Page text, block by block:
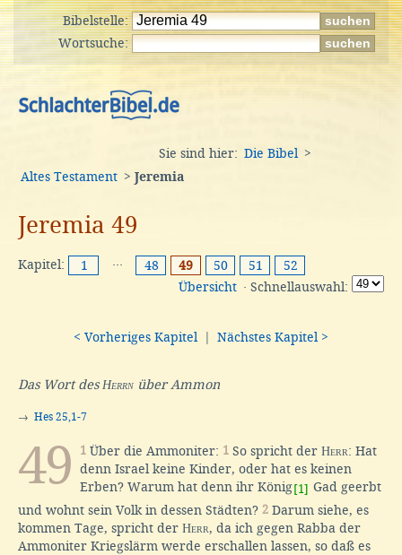
Bibelstelle:
Wortsuche:
Sie sind hier: Die Bibel
>
Altes Testament > Jeremia
Jeremia 49
Kapitel: 1 ··· 48 49 50 51
52
Übersicht · Schnellauswahl:
< Vorheriges Kapitel Nächstes Kapitel >
Das Wort des Herrn über Ammon
→ Hes 25,1-7
49 1 Über die Ammoniter: 1 So spricht der Herr: Hat
denn Israel keine Kinder, oder hat es keinen
Erben? Warum hat denn ihr König [1] Gad geerbt
und wohnt sein Volk in dessen Städten? 2 Darum siehe, es
kommen Tage, spricht der Herr, da ich gegen Rabba der
Ammoniter Kriegslärm werde erschallen lassen, so daß es